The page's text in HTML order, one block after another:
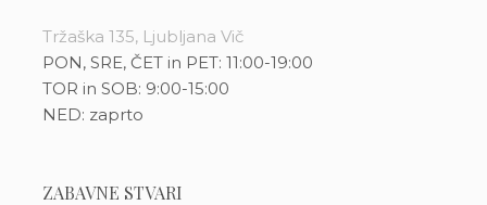
Tržaška 135, Ljubljana Vič
PON, SRE, ČET in PET: 11:00-19:00
TOR in SOB: 9:00-15:00
NED: zaprto
ZABAVNE STVARI